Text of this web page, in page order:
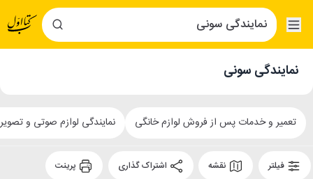
نمایندگی سونی
تعمیر و خدمات پس از فروش لوازم خانگی نمایندگی لوازم صوتی و
فیلتر نقشه